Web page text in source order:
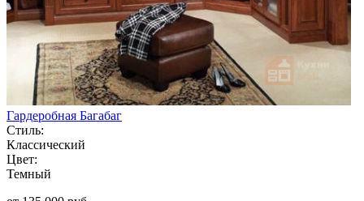
Гардеробная Багабаг
Стиль:
Классический
Цвет:
Темный